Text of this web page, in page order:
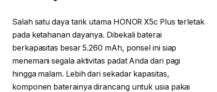
Salah satu daya tarik utama HONOR X5c Plus terletak
pada ketahanan dayanya. Dibekali baterai
berkapasitas besar 5.260 mAh, ponsel ini siap
menemani segala aktivitas padat Anda dari pagi
hingga malam. Lebih dari sekadar kapasitas,
komponen baterainya dirancang untuk usia pakai